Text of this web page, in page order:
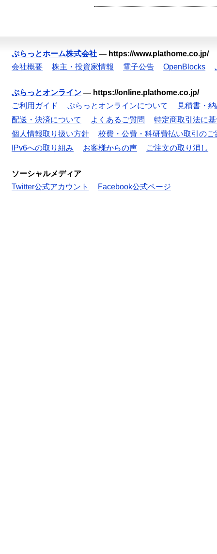
ぷらっとホーム株式会社 — https://www.plathome.co.jp/
会社概要
株主・投資家情報 電子公告 OpenBlocks
ぷらっとオンライン — https://online.plathome.co.jp/
ご利用ガイド
ぷらっとオンラインについて
見積書・
配送・決済について
よくあるご質問
特定商取引法に
個人情報取り扱い方針
校費・公費・科研費払い取引のご
IPv6への取り組み
お客様からの声 ご注文の取り消し
ソーシャルメディア
Twitter公式アカウント
Facebook公式ページ